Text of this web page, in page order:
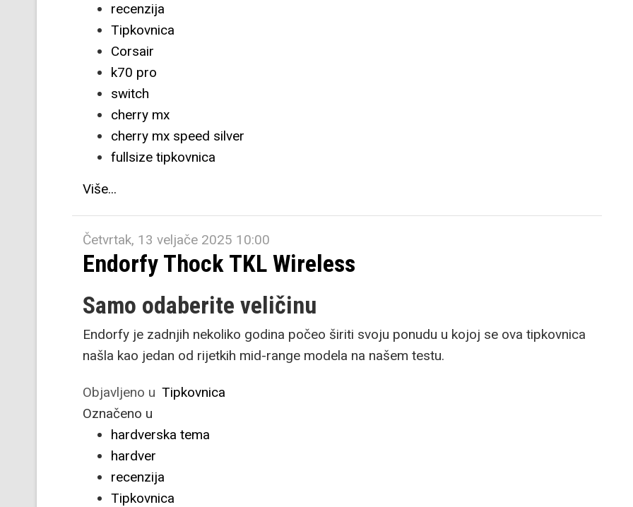
recenzija
Tipkovnica
Corsair
k70 pro
switch
cherry mx
cherry mx speed silver
fullsize tipkovnica
Više...
Četvrtak, 13 veljače 2025 10:00
Endorfy Thock TKL Wireless
Samo odaberite veličinu
Endorfy je zadnjih nekoliko godina počeo širiti svoju ponudu u kojoj se ova tipkovnica
našla kao jedan od rijetkih mid-range modela na našem testu.
Objavljeno u Tipkovnica
Označeno u
hardverska tema
hardver
recenzija
Tipkovnica